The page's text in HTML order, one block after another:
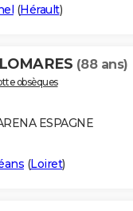
(Hérault)
(88 ans)
obsèques
ESPAGNE
(Loiret)